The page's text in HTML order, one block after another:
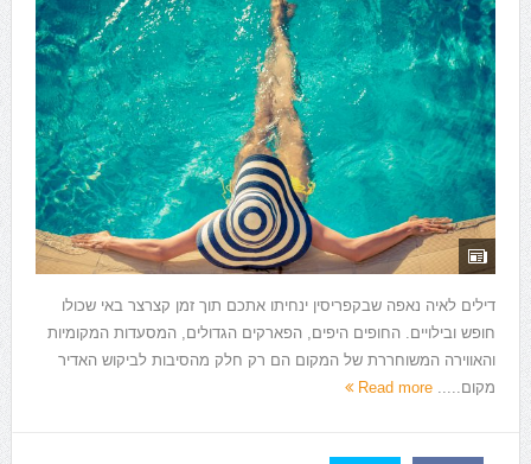
דילים לאיה נאפה שבקפריסין ינחיתו אתכם תוך זמן קצרצר באי שכולו
חופש ובילויים. החופים היפים, הפארקים הגדולים, המסעדות המקומיות
והאווירה המשוחררת של המקום הם רק חלק מהסיבות לביקוש האדיר
מקום..... Read more